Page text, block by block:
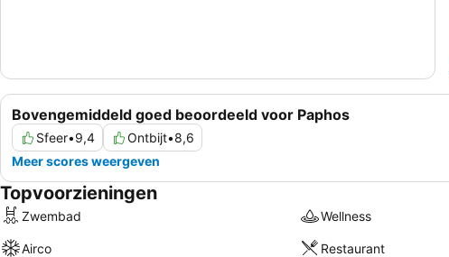
Bovengemiddeld goed beoordeeld voor Paphos
Sfeer•9,4 Ontbijt•8,6
Meer scores weergeven
Topvoorzieningen
Zwembad Wellness
Airco Restaurant